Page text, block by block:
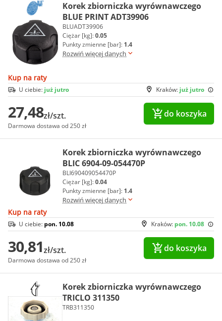
Korek zbiorniczka wyrównawczego
BLUE PRINT ADT39906
BLUADT39906
Ciężar [kg]:0.05
Punkty zmienne [bar]: 1.4
Rozwiń więcej danych
Kup na raty
Kraków: już jutro
U ciebie: już jutro
27,48zł/szt.
Darmowa dostawa od 250 zł
do koszyka
Korek zbiorniczka wyrównawczego
BLIC 6904-09-054470P
BLI690409054470P
Ciężar [kg]:0.04
Punkty zmienne [bar]: 1.4
Rozwiń więcej danych
Kup na raty
Kraków: pon. 10.08
U ciebie: pon. 10.08
30,81zł/szt.
Darmowa dostawa od 250 zł
do koszyka
Korek zbiorniczka wyrównawczego
TRICLO 311350
TRB311350